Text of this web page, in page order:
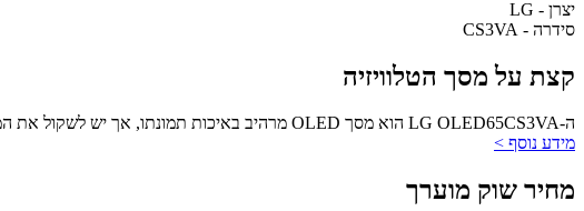
יצרן - LG
סידרה - CS3VA
קצת על מסך הטלוויזיה
ה-LG OLED65CS3VA הוא מסך OLED מרהיב באיכות תמונתו, אך יש לשקול את המחיר והצריכה.
מידע נוסף >
מחיר שוק מוערך